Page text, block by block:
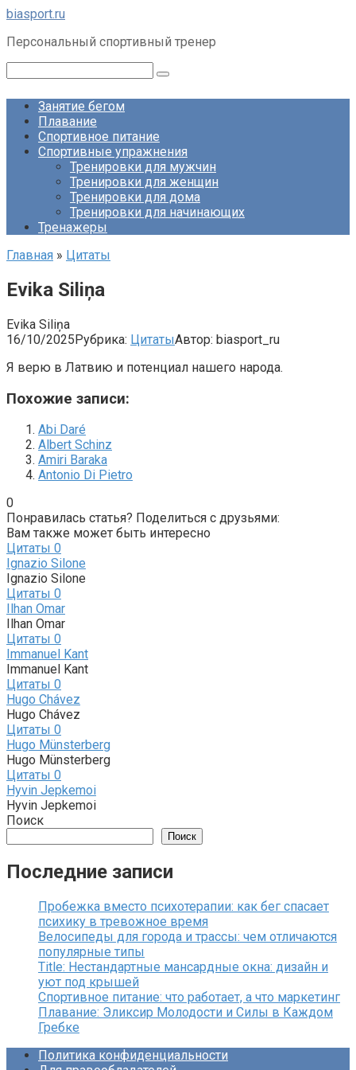
Перейти
контенту
biasport.ru
Персональный спортивный тренер
Занятие бегом
Плавание
Спортивное питание
Спортивные упражнения
Тренировки для мужчин
Тренировки для женщин
Тренировки для дома
Тренировки для начинающих
Тренажеры
Главная » Цитаты
Evika Siliņa
Evika Siliņa
16/10/2025Рубрика: ЦитатыАвтор: biasport_ru
Я верю в Латвию и потенциал нашего народа.
Похожие записи:
Abi Daré
Albert Schinz
Amiri Baraka
Antonio Di Pietro
0
Понравилась статья? Поделиться с друзьями:
Вам также может быть интересно
Цитаты 0
Ignazio Silone
Ignazio Silone
Цитаты 0
Ilhan Omar
Ilhan Omar
Цитаты 0
Immanuel Kant
Immanuel Kant
Цитаты 0
Hugo Chávez
Hugo Chávez
Цитаты 0
Hugo Münsterberg
Hugo Münsterberg
Цитаты 0
Hyvin Jepkemoi
Hyvin Jepkemoi
Поиск
Поиск
Последние записи
Пробежка вместо психотерапии: как бег спасает
психику в тревожное время
Велосипеды для города и трассы: чем отличаются
популярные типы
Title: Нестандартные мансардные окна: дизайн и
уют под крышей
Спортивное питание: что работает, а что маркетинг
Плавание: Эликсир Молодости и Силы в Каждом
Гребке
Политика конфиденциальности